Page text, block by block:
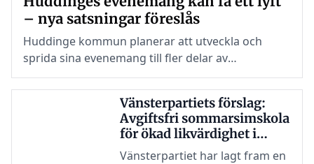
sex mål har uppnåtts i hög
grad, medan två mål
uppnåddes delvis. Budgeten på
818 miljoner kronor har hållits
miljoner kronor.
– nya satsningar föreslås
Huddinge kommun planerar att utveckla och
sprida sina evenemang till fler delar av
kommunen. En nyligen genomförd
medborgarundersökning visar att invånarna
uppskattar de kommunala arrangemangen, men
att det finns förbättringspotential när det gäller
variation och geografisk spridning i utbudet.
Vänsterpartiets förslag:
Avgiftsfri sommarsimskola
för ökad likvärdighet i
Huddinge
Vänsterpartiet har lagt fram en